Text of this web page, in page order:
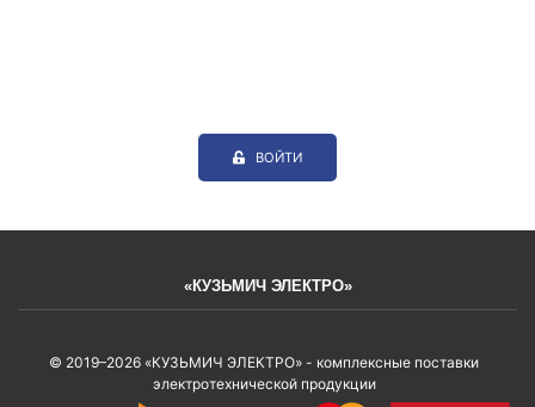
ВОЙТИ
«КУЗЬМИЧ ЭЛЕКТРО»
© 2019–2026 «КУЗЬМИЧ ЭЛЕКТРО» - комплексные поставки
электротехнической продукции